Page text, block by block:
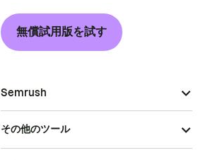
無償試用版を試す
Semrush
その他のツール